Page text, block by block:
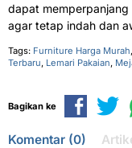
dapat
agar tetap indah dan
Tags: Furniture Harga Murah,
Terbaru, Lemari Pakaian,
Bagikan ke
Komentar (0)